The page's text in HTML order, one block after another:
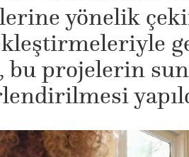
yönelik
bu projelerin